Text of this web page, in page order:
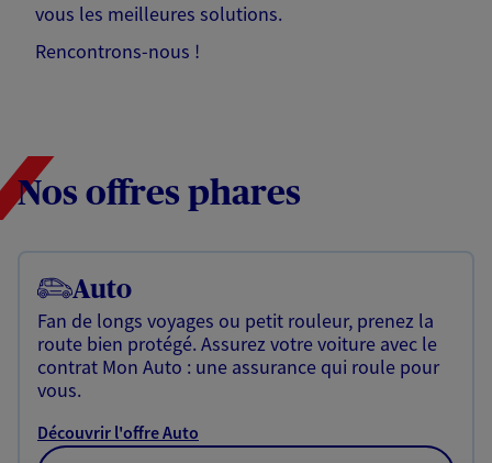
vous les meilleures solutions.
Rencontrons-nous !
Nos offres phares
Auto
Fan de longs voyages ou petit rouleur, prenez la
route bien protégé. Assurez votre voiture avec le
contrat Mon Auto : une assurance qui roule pour
vous.
Découvrir l'offre Auto